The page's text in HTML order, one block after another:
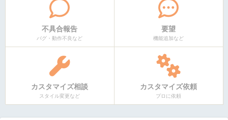
不具合報告
バグ・動作不良など
要望
機能追加など
カスタマイズ相談
スタイル変更など
カスタマイズ依頼
プロに依頼